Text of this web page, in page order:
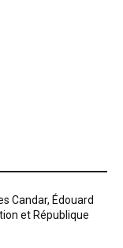
Candar, Édouard
et République